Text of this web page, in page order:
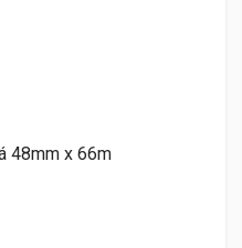
48mm x 66m